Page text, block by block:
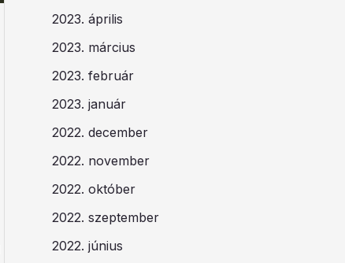
2023. április
2023. március
2023. február
2023. január
2022. december
2022. november
2022. október
2022. szeptember
2022. június